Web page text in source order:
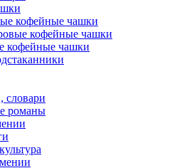
кофейные чашки
кофейные чашки
кофейные чашки
словари
романы